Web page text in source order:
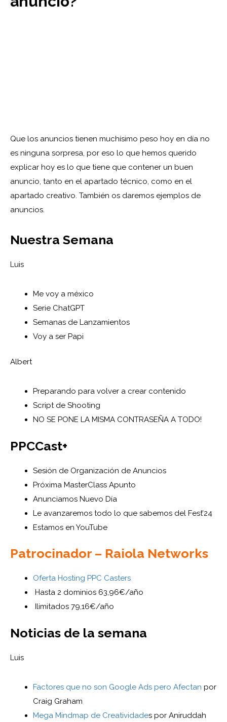
Que los anuncios tienen muchísimo peso hoy en día no
es ninguna sorpresa, por eso lo que hemos querido
explicar hoy es lo que tiene que contener un buen
anuncio, tanto en el apartado técnico, como en el
apartado creativo. También os daremos ejemplos de
anuncios.
Nuestra Semana
Luis
Me voy a méxico
Serie ChatGPT
Semanas de Lanzamientos
Voy a ser Papi
Albert
Preparando para volver a crear contenido
Script de Shooting
NO SE PONE LA MISMA CONTRASEÑA A TODO!
PPCCast+
Sesión de Organización de Anuncios
Próxima MasterClass Apunto
Anunciamos Nuevo Día
Le avanzaremos todo lo que sabemos del Fest’24
Estamos en YouTube
Patrocinador – Raiola Networks
Oferta Hosting PPC Casters
Hasta 2 dominios 63,96€/año
Ilimitados 79,16€/año
Noticias de la semana
Luis
Factores que no son Google Ads pero Afectan por
Craig Graham
Mega Mindmap de Creatividades por Aniruddah